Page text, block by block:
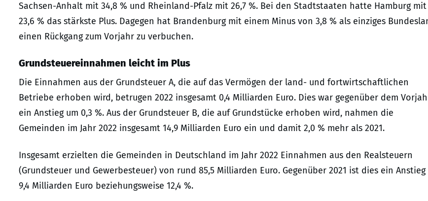
Sachsen-Anhalt mit 34,8 % und Rheinland-Pfalz mit 26,7 %. Bei den Stadtstaaten hatte Hamburg mit
23,6 % das stärkste Plus. Dagegen hat Brandenburg mit einem Minus von 3,8 % als einziges
einen Rückgang zum Vorjahr zu verbuchen.
Grundsteuereinnahmen leicht im Plus
Die Einnahmen aus der Grundsteuer A, die auf das Vermögen der land- und fortwirtschaftlichen
Betriebe erhoben wird, betrugen 2022 insgesamt 0,4 Milliarden Euro. Dies war gegenüber dem
ein Anstieg um 0,3 %. Aus der Grundsteuer B, die auf Grundstücke erhoben wird, nahmen die
Gemeinden im Jahr 2022 insgesamt 14,9 Milliarden Euro ein und damit 2,0 % mehr als 2021.
Insgesamt erzielten die Gemeinden in Deutschland im Jahr 2022 Einnahmen aus den Realsteuern
(Grundsteuer und Gewerbesteuer) von rund 85,5 Milliarden Euro. Gegenüber 2021 ist dies ein Anstieg
9,4 Milliarden Euro beziehungsweise 12,4 %.